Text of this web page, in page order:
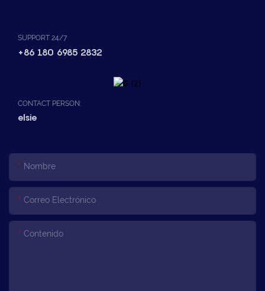
SUPPORT 24/7
+86 180 6985 2832
CONTACT PERSON:
elsie
Nombre
Correo Electrónico
Contenido